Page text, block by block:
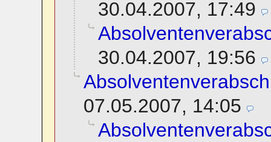
30.04.2007, 17:49
30.04.2007, 19:56
07.05.2007, 14:05